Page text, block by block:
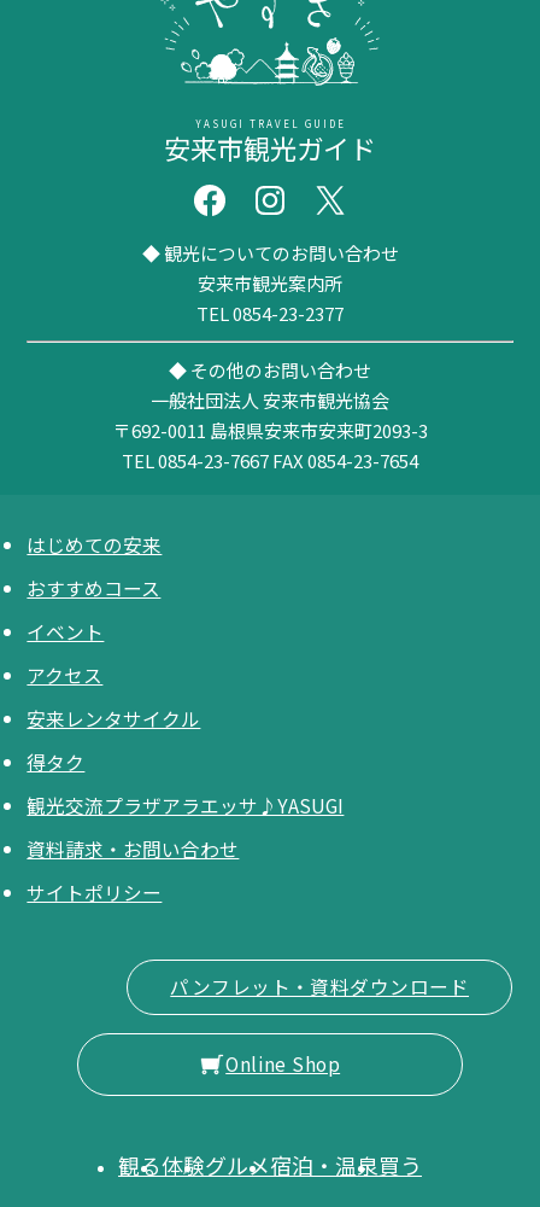
安来市観光ガイド
YASUGI TRAVEL GUIDE
◆ 観光についてのお問い合わせ
安来市観光案内所
TEL 0854-23-2377
◆ その他のお問い合わせ
一般社団法人 安来市観光協会
〒692-0011 島根県安来市安来町2093-3
TEL 0854-23-7667FAX 0854-23-7654
はじめての安来
おすすめコース
イベント
アクセス
安来レンタサイクル
得タク
観光交流プラザアラエッサ♪YASUGI
資料請求・お問い合わせ
サイトポリシー
パンフレット・資料ダウンロード
Online Shop
観る体験グルメ宿泊・温泉買う